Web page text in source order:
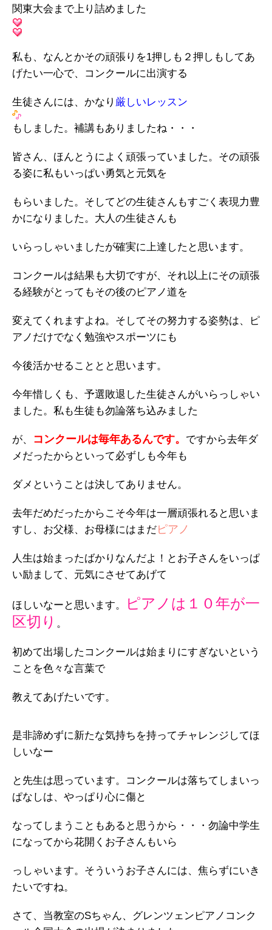
関東大会まで上り詰めました
私も、なんとかその頑張りを1押しも２押しもしてあ
げたい一心で、コンクールに出演する
生徒さんには、かなり 厳しいレッスン
もしました。補講もありましたね・・・
皆さん、ほんとうによく頑張っていました。その頑張
る姿に私もいっぱい勇気と元気を
もらいました。そしてどの生徒さんもすごく表現力豊
かになりました。大人の生徒さんも
いらっしゃいましたが確実に上達したと思います。
コンクールは結果も大切ですが、それ以上にその頑張
る経験がとってもその後のピアノ道を
変えてくれますよね。そしてその努力する姿勢は、ピ
アノだけでなく勉強やスポーツにも
今後活かせることとと思います。
今年惜しくも、予選敗退した生徒さんがいらっしゃい
ました。私も生徒も勿論落ち込みました
が、 コンクールは毎年あるんです。 ですから去年ダ
メだったからといって必ずしも今年も
ダメということは決してありません。
去年だめだったからこそ今年は一層頑張れると思いま
すし、お父様、お母様にはまだピアノ
人生は始まったばかりなんだよ！とお子さんをいっぱ
い励まして、元気にさせてあげて
ほしいなーと思います。
ピアノは１０年が一
区切り 。
初めて出場したコンクールは始まりにすぎないという
ことを色々な言葉で
教えてあげたいです。
是非諦めずに新たな気持ちを持ってチャレンジしてほ
しいなー
と先生は思っています。コンクールは落ちてしまいっ
ぱなしは、やっぱり心に傷と
なってしまうこともあると思うから・・・勿論中学生
になってから花開くお子さんもいら
っしゃいます。そういうお子さんには、焦らずにいき
たいですね。
さて、当教室のSちゃん、グレンツェンピアノコンク